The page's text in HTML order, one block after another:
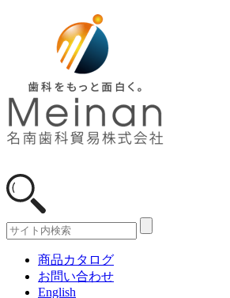
商品カタログ
お問い合わせ
English